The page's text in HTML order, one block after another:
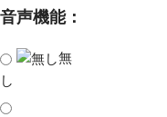
音声機能：
無
し